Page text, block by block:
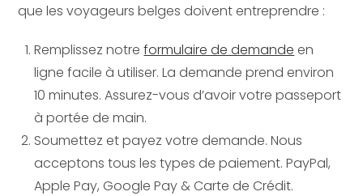
que les voyageurs belges doivent entreprendre :
Remplissez notreformulaire de demande en
ligne facile à utiliser. La demande prend environ
10 minutes. Assurez-vous d’avoir votre passeport
à portée de main.
Soumettez et payez votre demande. Nous
acceptons tous les types de paiement. PayPal,
Apple Pay, Google Pay & Carte de Crédit.